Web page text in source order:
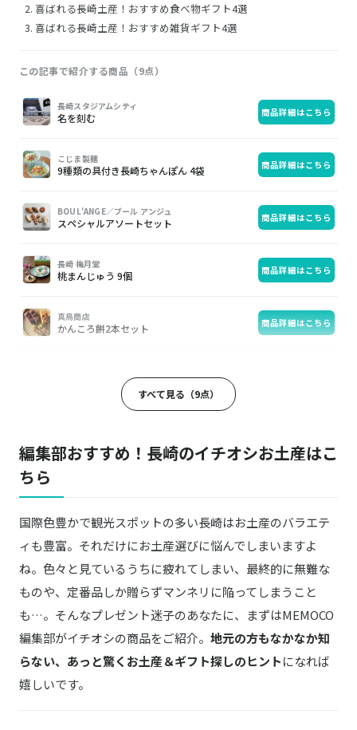
喜ばれる長崎土産！おすすめ食べ物ギフト4選
喜ばれる長崎土産！おすすめ雑貨ギフト4選
この記事で紹介する商品（9点）
画
像
商
品
購
入
長崎スタジアムシティ
名を刻む 商品詳細はこちら
こじま製麺
9種類の具付き長崎ちゃんぽん 4袋 商品詳細はこちら
BOUL'ANGE／ブール アンジュ
スペシャルアソートセット 商品詳細はこちら
長崎 梅月堂
桃まんじゅう 9個 商品詳細はこちら
真鳥商店
かんころ餅2本セット 商品詳細はこちら
「長崎美景」シリアルナンバー入3本セット
NagasakiMiyage HIROTAKA／長崎みやげドットコム ヒロタカ
軍艦島ネクタイ ストライプ柄 エンジ
すべて見る（9点）
編集部おすすめ！長崎のイチオシお土産はこ
ちら
国際色豊かで観光スポットの多い長崎はお土産のバラエテ
ィも豊富。それだけにお土産選びに悩んでしまいますよ
ね。色々と見ているうちに疲れてしまい、最終的に無難な
ものや、定番品しか贈らずマンネリに陥ってしまうこと
も…。そんなプレゼント迷子のあなたに、まずはMEMOCO
編集部がイチオシの商品をご紹介。 地元の方もなかなか知
らない、あっと驚くお土産＆ギフト探しのヒントになれば
嬉しいです。